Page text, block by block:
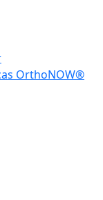
OrthoNOW®